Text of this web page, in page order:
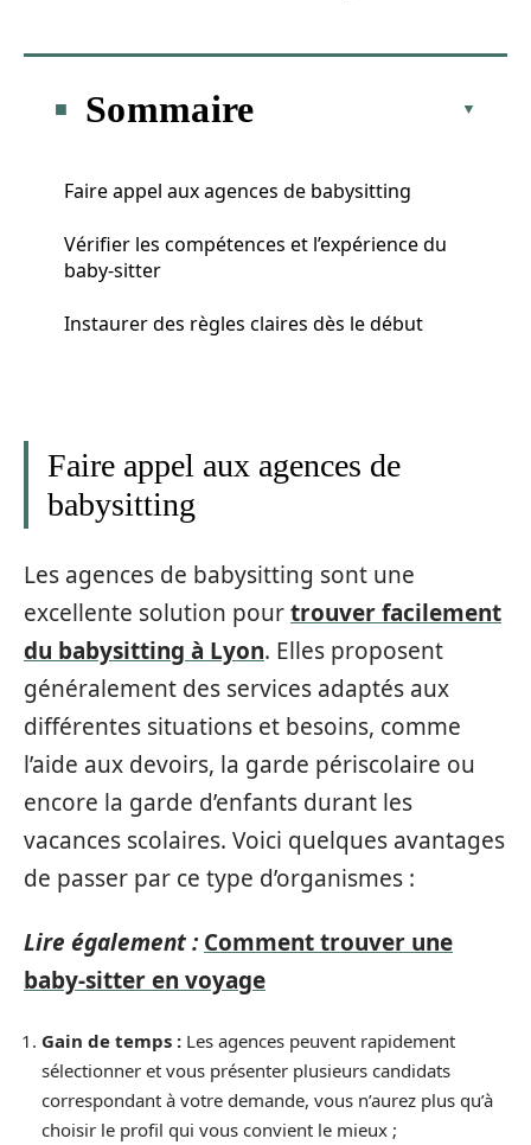
Sommaire
Faire appel aux agences de babysitting
Vérifier les compétences et l’expérience du
baby-sitter
Instaurer des règles claires dès le début
Faire appel aux agences de
babysitting
Les agences de babysitting sont une
excellente solution pourtrouver facilement
du babysitting à Lyon. Elles proposent
généralement des services adaptés aux
différentes situations et besoins, comme
l’aide aux devoirs, la garde périscolaire ou
encore la garde d’enfants durant les
vacances scolaires. Voici quelques avantages
de passer par ce type d’organismes :
Lire également : Comment trouver une
baby-sitter en voyage
Gain de temps : Les agences peuvent rapidement
sélectionner et vous présenter plusieurs candidats
correspondant à votre demande, vous n’aurez plus qu’à
choisir le profil qui vous convient le mieux ;